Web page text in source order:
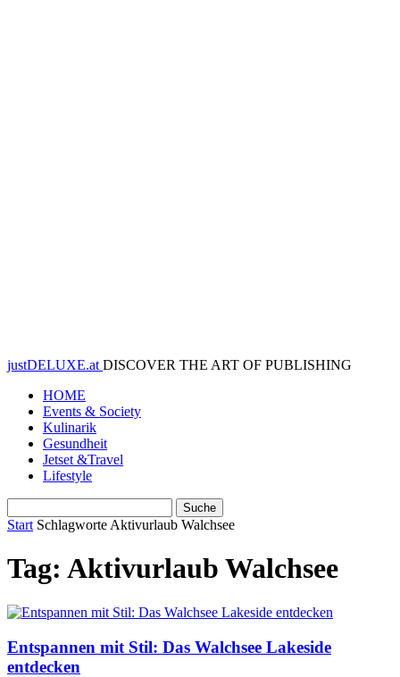
justDELUXE.at DISCOVER THE ART OF PUBLISHING
HOME
Events & Society
Kulinarik
Gesundheit
Jetset &Travel
Lifestyle
Start Schlagworte Aktivurlaub Walchsee
Tag: Aktivurlaub Walchsee
Entspannen mit Stil: Das Walchsee Lakeside
entdecken